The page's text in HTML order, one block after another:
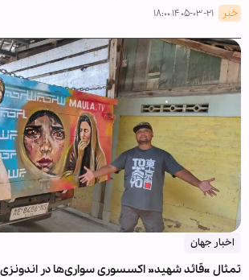
خبر ۱۴۰۵-۰۳-۲۱ ۱۸:۰۰
اخبار جهان
تمثال «قائد شهید» اکسسوری سواری‌ها در